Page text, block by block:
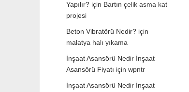
Yapılır? için Bartın çelik asma kat
projesi
Beton Vibratörü Nedir? için
malatya halı yıkama
İnşaat Asansörü Nedir İnşaat
Asansörü Fiyatı için wpntr
İnşaat Asansörü Nedir İnşaat